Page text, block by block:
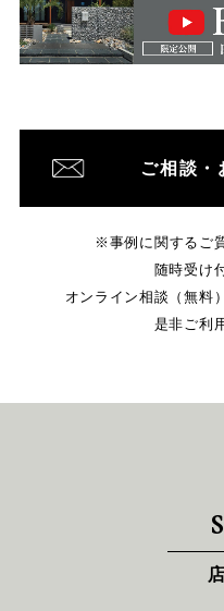
ご相談・
※事例に関するご
随時受け
オンライン相談（無料
是非ご利